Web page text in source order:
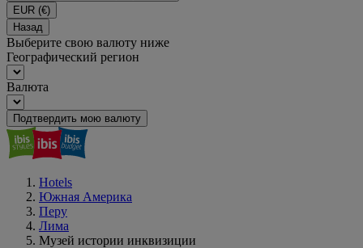
EUR (€)
Назад
Выберите свою валюту ниже
Географический регион
Валюта
Подтвердить мою валюту
Hotels
Южная Америка
Перу
Лима
Музей истории инквизиции